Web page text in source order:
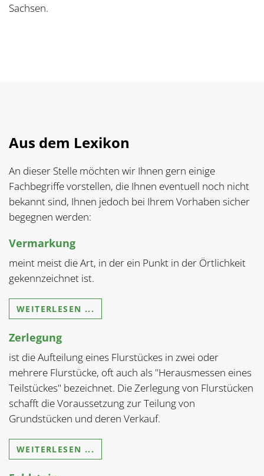
Sachsen.
Aus dem Lexikon
An dieser Stelle möchten wir Ihnen gern einige
Fachbegriffe vorstellen, die Ihnen eventuell noch nicht
bekannt sind, Ihnen jedoch bei Ihrem Vorhaben sicher
begegnen werden:
Vermarkung
meint meist die Art, in der ein Punkt in der Örtlichkeit
gekennzeichnet ist.
WEITERLESEN ...
Zerlegung
ist die Aufteilung eines Flurstückes in zwei oder
mehrere Flurstücke, oft auch als "Herausmessen eines
Teilstückes" bezeichnet. Die Zerlegung von Flurstücken
schafft die Voraussetzung zur Teilung von
Grundstücken und deren Verkauf.
WEITERLESEN ...